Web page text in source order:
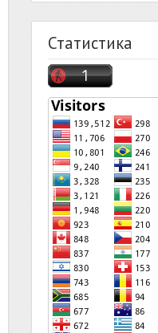
Статистика